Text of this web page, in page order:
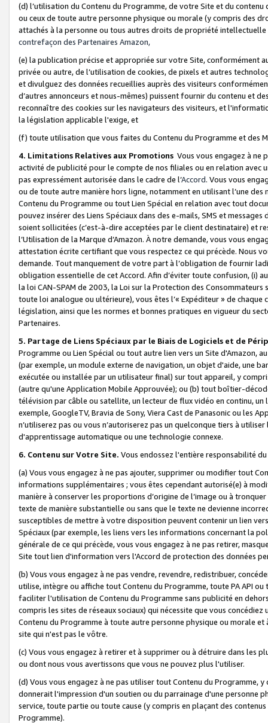
(d) l’utilisation du Contenu du Programme, de votre Site et du
ou ceux de toute autre personne physique ou morale (y compris des
attachés à la personne ou tous autres droits de propriété
contrefaçon des Partenaires Amazon,
(e) la publication précise et appropriée sur votre Site, conformément
privée ou autre, de l’utilisation de cookies, de pixels et autres
et divulguez des données recueillies auprès des visiteurs
d’autres annonceurs et nous-mêmes) puissent fournir du contenu et
reconnaître des cookies sur les navigateurs des visiteurs, et
la législation applicable l'exige, et
(f) toute utilisation que vous faites du Contenu du Programme et des
4. Limitations Relatives aux Promotions Vous vous engagez à ne
activité de publicité pour le compte de nos filiales ou en relation avec
pas expressément autorisée dans le cadre de l’Accord. Vous vous
ou de toute autre manière hors ligne, notamment en utilisant l’une
Contenu du Programme ou tout Lien Spécial en relation avec tout
pouvez insérer des Liens Spéciaux dans des e-mails, SMS et
soient sollicitées (c’est-à-dire acceptées par le client destinataire) et
l’Utilisation de la Marque d’Amazon. À notre demande, vous vous
attestation écrite certifiant que vous respectez ce qui précède. Nous
demande. Tout manquement de votre part à l’obligation de fournir
obligation essentielle de cet Accord. Afin d’éviter toute confusion, (i)
la loi CAN-SPAM de 2003, la Loi sur la Protection des
toute loi analogue ou ultérieure), vous êtes l’« Expéditeur » de
législation, ainsi que les normes et bonnes pratiques en vigueur du
Partenaires.
5. Partage de Liens Spéciaux par le Biais de Logiciels et de
Programme ou Lien Spécial ou tout autre lien vers un Site d'Amazon,
(par exemple, un module externe de navigation, un objet d'aide, une
exécutée ou installée par un utilisateur final) sur tout appareil, y
(autre qu'une Application Mobile Approuvée); ou (b) tout boîtier-
télévision par câble ou satellite, un lecteur de flux vidéo en continu,
exemple, GoogleTV, Bravia de Sony, Viera Cast de Panasonic ou les
n’utiliserez pas ou vous n’autoriserez pas un quelconque tiers à
d'apprentissage automatique ou une technologie connexe.
6. Contenu sur Votre Site. Vous endossez l'entière responsabilité
(a) Vous vous engagez à ne pas ajouter, supprimer ou modifier tout
informations supplémentaires ; vous êtes cependant autorisé(e) à
manière à conserver les proportions d’origine de l’image ou à
texte de manière substantielle ou sans que le texte ne devienne
susceptibles de mettre à votre disposition peuvent contenir un lien
Spéciaux (par exemple, les liens vers les informations concernant la
générale de ce qui précède, vous vous engagez à ne pas retirer,
Site tout lien d'information vers l'Accord de protection des données
(b) Vous vous engagez à ne pas vendre, revendre, redistribuer,
utilise, intègre ou affiche tout Contenu du Programme, toute PA API
faciliter l'utilisation de Contenu du Programme sans publicité en
compris les sites de réseaux sociaux) qui nécessite que vous
Contenu du Programme à toute autre personne physique ou morale
site qui n'est pas le vôtre.
(c) Vous vous engagez à retirer et à supprimer ou à détruire dans les
ou dont nous vous avertissons que vous ne pouvez plus l'utiliser.
(d) Vous vous engagez à ne pas utiliser tout Contenu du Programme,
donnerait l'impression d'un soutien ou du parrainage d'une personne
service, toute partie ou toute cause (y compris en plaçant des
Programme).